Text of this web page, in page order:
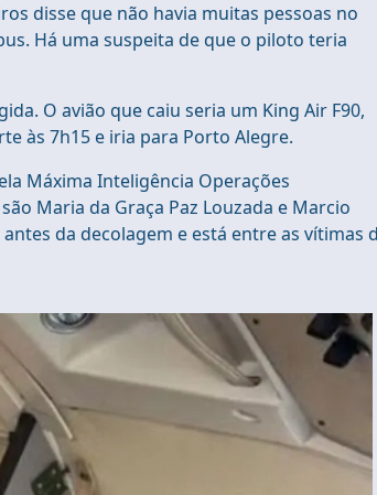
disse que não havia muitas pessoas no
Há uma suspeita de que o piloto teria
O avião que caiu seria um King Air F90,
às 7h15 e iria para Porto Alegre.
Máxima Inteligência Operações
Maria da Graça Paz Louzada e Marcio
da decolagem e está entre as vítimas